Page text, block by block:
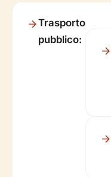
Trasporto
pubblico: